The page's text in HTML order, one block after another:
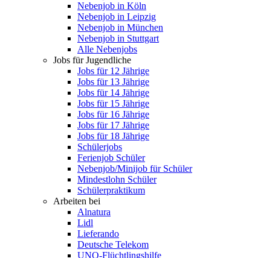
Nebenjob in Köln
Nebenjob in Leipzig
Nebenjob in München
Nebenjob in Stuttgart
Alle Nebenjobs
Jobs für Jugendliche
Jobs für 12 Jährige
Jobs für 13 Jährige
Jobs für 14 Jährige
Jobs für 15 Jährige
Jobs für 16 Jährige
Jobs für 17 Jährige
Jobs für 18 Jährige
Schülerjobs
Ferienjob Schüler
Nebenjob/Minijob für Schüler
Mindestlohn Schüler
Schülerpraktikum
Arbeiten bei
Alnatura
Lidl
Lieferando
Deutsche Telekom
UNO-Flüchtlingshilfe